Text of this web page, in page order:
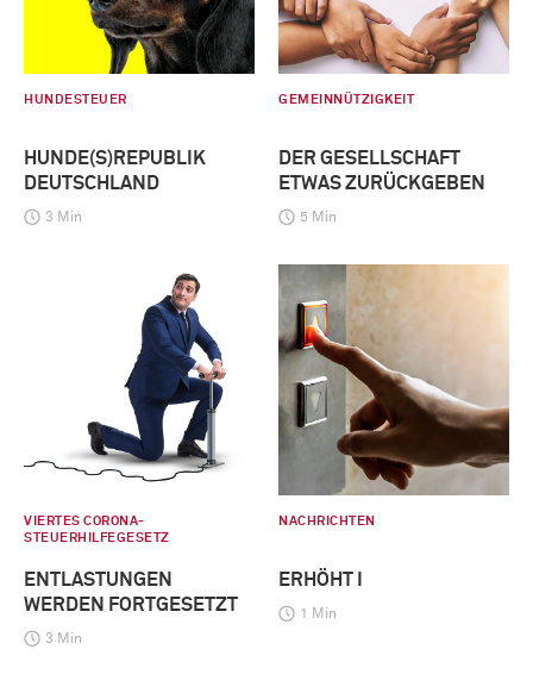
HUNDESTEUER
HUNDE(S)REPUBLIK
DEUTSCHLAND
3 Min
GEMEINNÜTZIGKEIT
DER GESELLSCHAFT
ETWAS ZURÜCKGEBEN
5 Min
VIERTES CORONA-
STEUERHILFEGESETZ
ENTLASTUNGEN
WERDEN FORTGESETZT
3 Min
NACHRICHTEN
ERHÖHT I
1 Min